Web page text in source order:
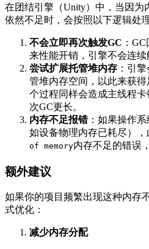
在团结引擎（Unity）中，当因为
依然不足时，会按照以下逻辑处
不会立即再次触发GC ：
来性能开销，引擎不会连续
尝试扩展托管堆内存 ：引
管堆内存空间，以此来获
个过程同样会造成主线程
次GC更长。
内存不足报错：如果操作
如设备物理内存已耗尽），
of memory内存不足的错误
额外建议
如果你的项目频繁出现这种内存
式优化：
减少内存分配